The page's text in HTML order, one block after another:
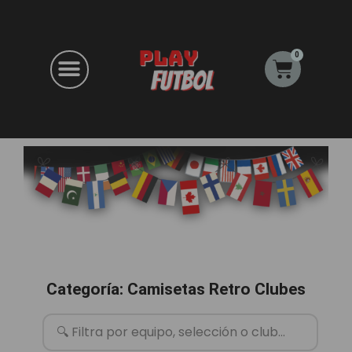
0
Carrito
Categoría: Camisetas Retro Clubes